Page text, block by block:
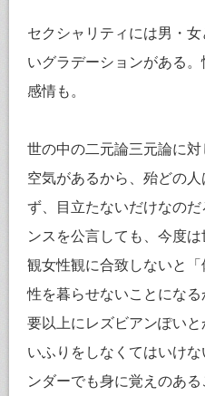
セクシャリティには男・
いグラデーションがある
感情も。
世の中の二元論三元論に
空気があるから、殆どの
ず、目立たないだけなの
ンスを公言しても、今度
観女性観に合致しないと
性を暮らせないことにな
要以上にレズビアンぽい
いふりをしなくてはいけ
ンダーでも身に覚えのあ